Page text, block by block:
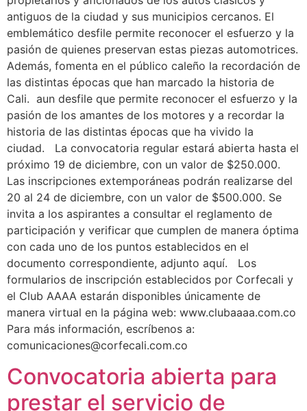
antiguos de la ciudad y sus municipios cercanos. El
emblemático desfile permite reconocer el esfuerzo y la
pasión de quienes preservan estas piezas automotrices.
Además, fomenta en el público caleño la recordación de
las distintas épocas que han marcado la historia de
Cali. aun desfile que permite reconocer el esfuerzo y la
pasión de los amantes de los motores y a recordar la
historia de las distintas épocas que ha vivido la
ciudad. La convocatoria regular estará abierta hasta el
próximo 19 de diciembre, con un valor de $250.000.
Las inscripciones extemporáneas podrán realizarse del
20 al 24 de diciembre, con un valor de $500.000. Se
invita a los aspirantes a consultar el reglamento de
participación y verificar que cumplen de manera óptima
con cada uno de los puntos establecidos en el
documento correspondiente, adjunto aquí. Los
formularios de inscripción establecidos por Corfecali y
el Club AAAA estarán disponibles únicamente de
manera virtual en la página web: www.clubaaaa.com.co
Para más información, escríbenos a:
comunicaciones@corfecali.com.co
Convocatoria abierta para
prestar el servicio de